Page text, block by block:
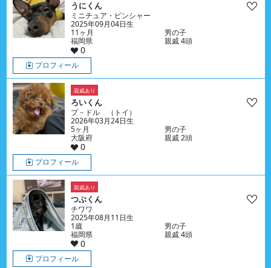
うにくん
ミニチュア・ピンシャー
2025年09月04日生
11ヶ月
男の子
福岡県
親戚 4頭
0
プロフィール
親戚あり
ろいくん
プ－ドル （トイ）
2026年03月24日生
5ヶ月
男の子
大阪府
親戚 2頭
0
プロフィール
親戚あり
つぶくん
チワワ
2025年08月11日生
1歳
男の子
福岡県
親戚 4頭
0
プロフィール